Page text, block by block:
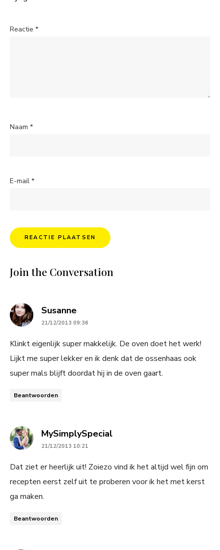
Reactie *
Naam *
E-mail *
Join the Conversation
Susannesays:
21/12/2013 09:36
Klinkt eigenlijk super makkelijk. De oven doet het werk!
Lijkt me super lekker en ik denk dat de ossenhaas ook
super mals blijft doordat hij in de oven gaart.
Beantwoorden
MySimplySpecialsays:
21/12/2013 10:21
Dat ziet er heerlijk uit! Zoiezo vind ik het altijd wel fijn om
recepten eerst zelf uit te proberen voor ik het met kerst
ga maken.
Beantwoorden